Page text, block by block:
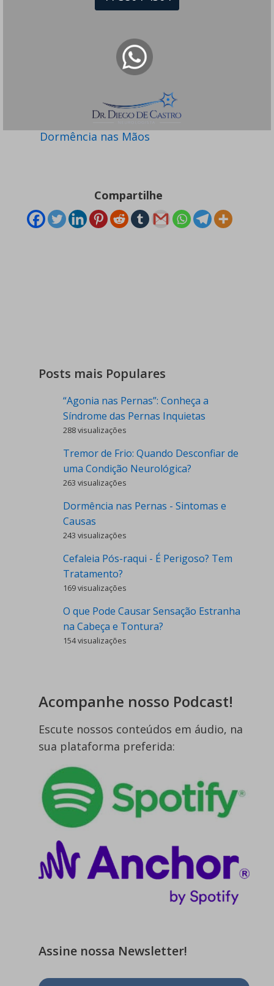
Diagnóstico e Tratamento da
Dormência nas Mãos
Compartilhe
Posts mais Populares
“Agonia nas Pernas”: Conheça a
Síndrome das Pernas Inquietas
288 visualizações
Tremor de Frio: Quando Desconfiar de
uma Condição Neurológica?
263 visualizações
Dormência nas Pernas - Sintomas e
Causas
243 visualizações
Cefaleia Pós-raqui - É Perigoso? Tem
Tratamento?
169 visualizações
O que Pode Causar Sensação Estranha
na Cabeça e Tontura?
154 visualizações
Acompanhe nosso Podcast!
Escute nossos conteúdos em áudio, na
sua plataforma preferida:
Assine nossa Newsletter!